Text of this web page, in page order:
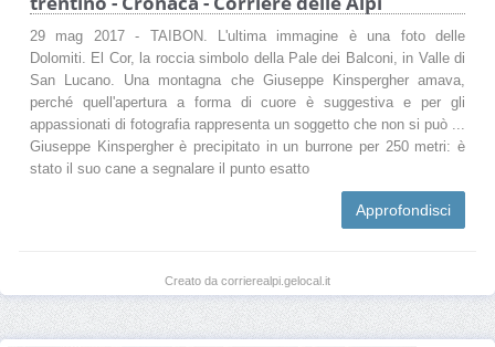
29 mag 2017 - TAIBON. L'ultima immagine è una foto delle
Dolomiti. El Cor, la roccia simbolo della Pale dei Balconi, in Valle di
San Lucano. Una montagna che Giuseppe Kinspergher amava,
perché quell'apertura a forma di cuore è suggestiva e per gli
appassionati di fotografia rappresenta un soggetto che non si può ...
Giuseppe Kinspergher è precipitato in un burrone per 250 metri: è
stato il suo cane a segnalare il punto esatto
Approfondisci
Creato da corrierealpi.gelocal.it